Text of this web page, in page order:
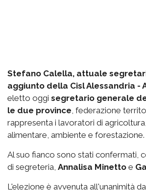
Stefano Calella, attuale
aggiunto della Cisl Alessandria -
eletto oggi segretario generale
le due province , federazione
rappresenta i lavoratori di
alimentare, ambiente e forestazione.
Al suo fianco sono stati confermati,
di segreteria, Annalisa Minetto e
L'elezione è avvenuta all'unanimità